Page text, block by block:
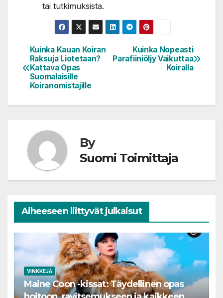
tai tutkimuksista.
Artikkelien
selaus
Kuinka Nopeasti
Parafiiniöljy Vaikuttaa
Koiralla
Kuinka Kauan Koiran
Raksuja Liotetaan?
Kattava Opas
Suomalaisille
Koiranomistajille
By
Suomi Toimittaja
Aiheeseen liittyvät julkaisut
VINKKEJÄ
Maine Coon -kissat: Täydellinen opas